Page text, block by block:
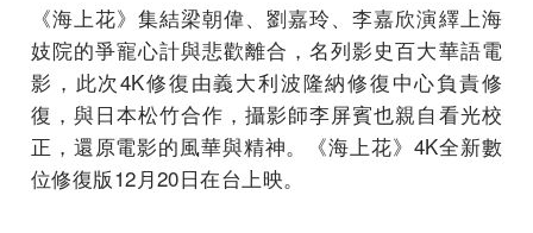
《海上花》集結梁朝偉、劉嘉玲、李嘉欣演繹上海
妓院的爭寵心計與悲歡離合，名列影史百大華語電
影，此次4K修復由義大利波隆納修復中心負責修
復，與日本松竹合作，攝影師李屏賓也親自看光校
正，還原電影的風華與精神。《海上花》4K全新數
位修復版12月20日在台上映。